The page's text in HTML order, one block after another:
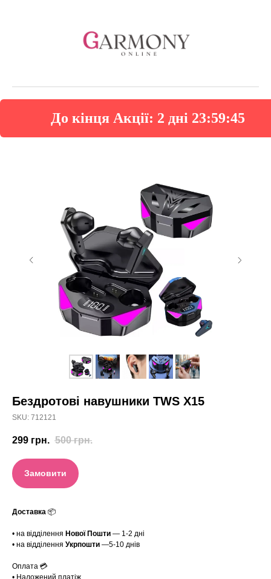
До кінця Акції: 2 дні 23:59:44
Бездротові навушники TWS X15
SKU: 712121
299 грн. 500 грн.
Замовити
Доставка 📦
• на відділення Нової Пошти — 1-2 дні
• на відділення Укрпошти —5-10 днів
Оплата 💳